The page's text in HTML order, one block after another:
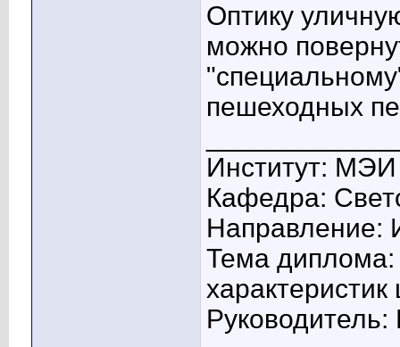
Оптику
можно
пешеходных
Институт: МЭИ
Кафедра:
Направление:
Тема диплома: